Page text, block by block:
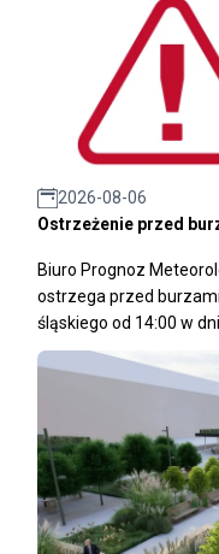
2026-08-06
Ostrzeżenie przed
Biuro Prognoz
ostrzega przed
śląskiego od 14:00 w